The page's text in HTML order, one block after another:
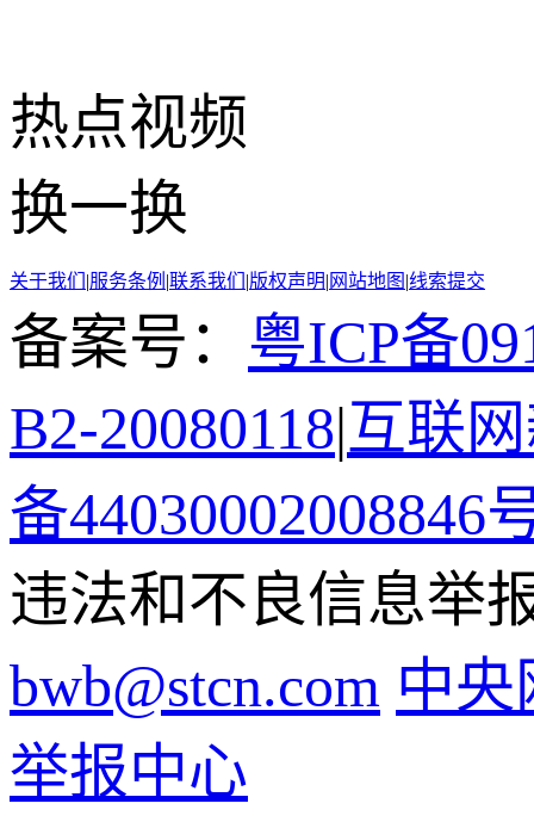
热点视频
换一换
关于我们 |服务条例 |联系我们 |版权声明| 网站地图 |线索提交
备案号： 粤ICP备
B2-20080118|互联
备44030002008846
违法和不良信息举
bwb@stcn.com 中
举报中心